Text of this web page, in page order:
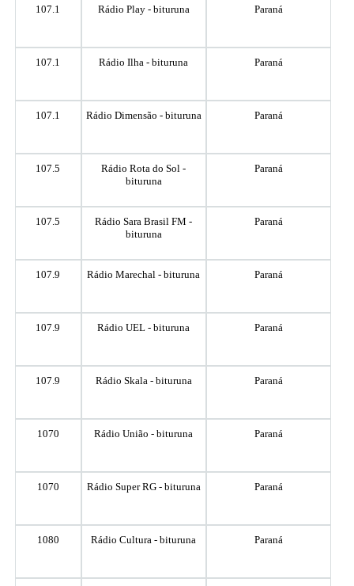
107.1 Rádio Play - bituruna Paraná
107.1 Rádio Ilha - bituruna Paraná
107.1 Rádio Dimensão - bituruna Paraná
107.5
Rádio Rota do Sol -
bituruna
Paraná
107.5
Rádio Sara Brasil FM -
bituruna
Paraná
107.9 Rádio Marechal - bituruna Paraná
107.9 Rádio UEL - bituruna Paraná
107.9 Rádio Skala - bituruna Paraná
1070 Rádio União - bituruna Paraná
1070 Rádio Super RG - bituruna Paraná
1080 Rádio Cultura - bituruna Paraná